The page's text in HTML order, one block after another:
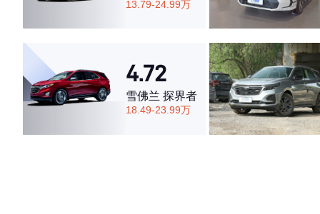
13.79-24.99万
4.72
雪佛兰 探界者
18.49-23.99万